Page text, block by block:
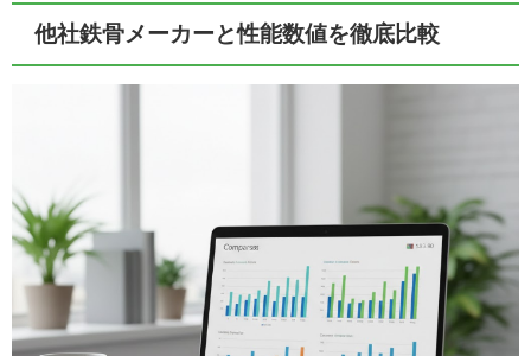
他社鉄骨メーカーと性能数値を徹底比較